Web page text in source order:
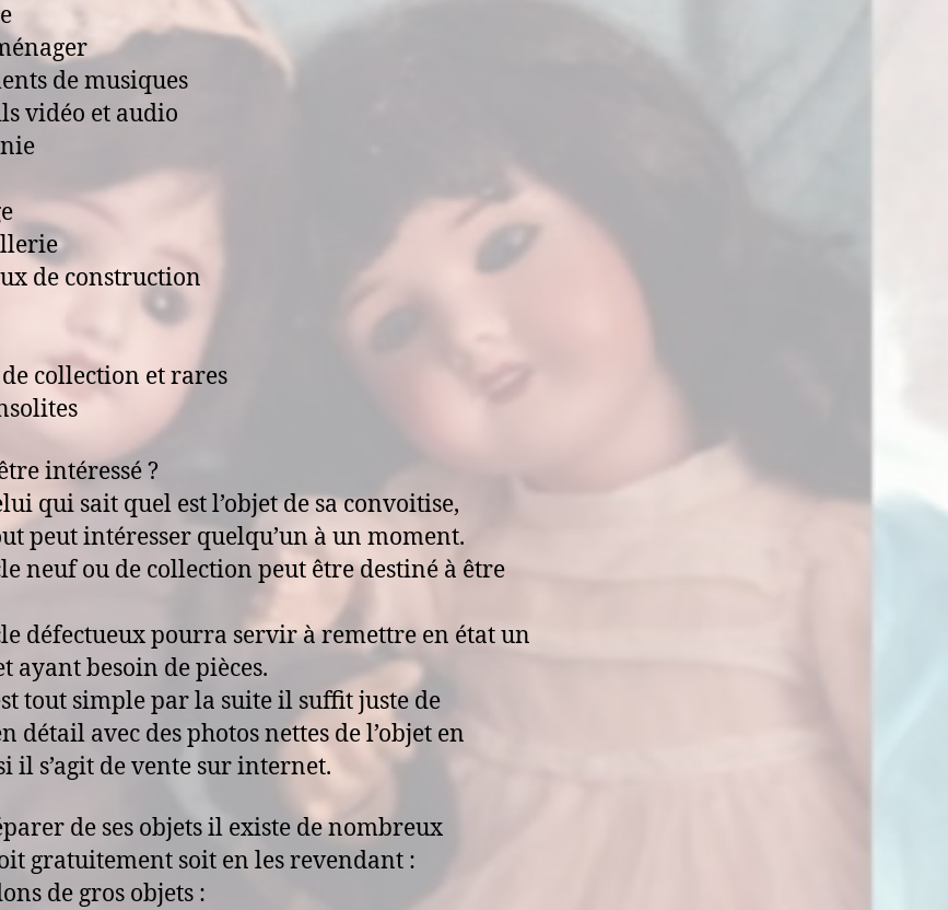
de musiques
vidéo et audio
de construction
collection et rares
intéressé ?
qui sait quel est l’objet de sa convoitise,
peut intéresser quelqu’un à un moment.
neuf ou de collection peut être destiné à être
défectueux pourra servir à remettre en état un
ayant besoin de pièces.
tout simple par la suite il suffit juste de
détail avec des photos nettes de l’objet en
il s’agit de vente sur internet.
de ses objets il existe de nombreux
gratuitement soit en les revendant :
de gros objets :